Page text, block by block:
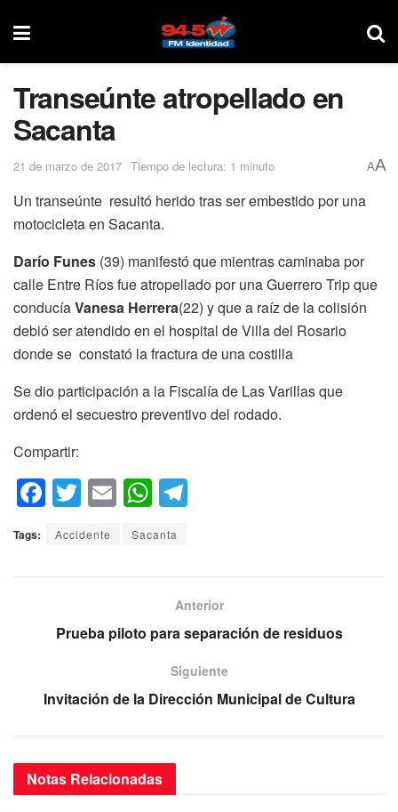
Transeúnte atropellado en
Sacanta
21 de marzo de 2017 Tiempo de lectura: 1 minuto AA
Un transeúnte resultó herido tras ser embestido por una
motocicleta en Sacanta.
Darío Funes (39) manifestó que mientras caminaba por
calle Entre Ríos fue atropellado por una Guerrero Trip que
conducíaVanesa Herrera(22) y que a raíz de la colisión
debió ser atendido en el hospital de Villa del Rosario
donde se constató la fractura de una costilla
Se dio participación a la Fiscalía de Las Varillas que
ordenó el secuestro preventivo del rodado.
Compartir:
F
a
c
o
k
T
wi
tt
E
m
ail
W
h
at
p
a
m
Tags: Accidente Sacanta
Anterior
Prueba piloto para separación de residuos
Siguiente
Invitación de la Dirección Municipal de Cultura
Notas Relacionadas